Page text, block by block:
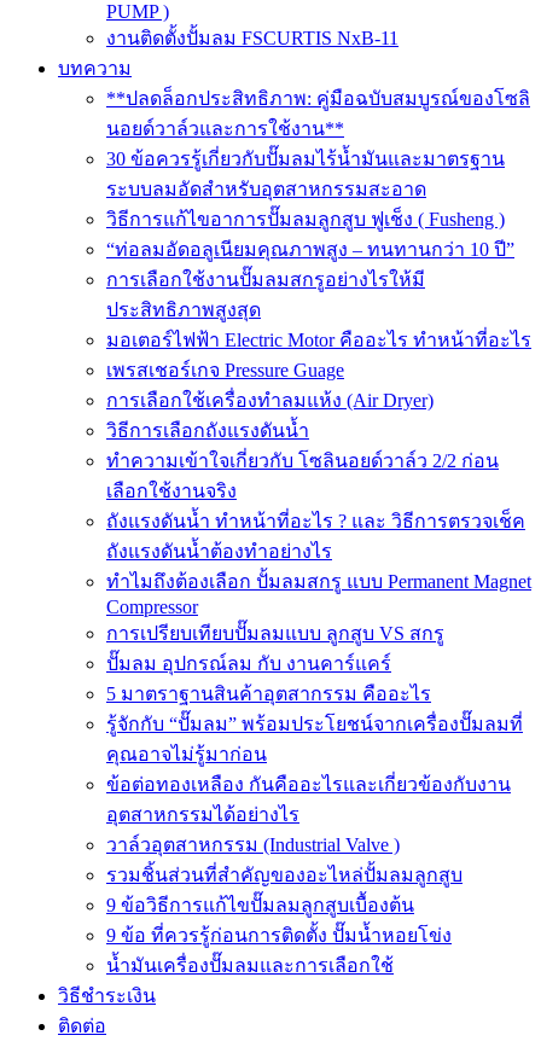
PUMP )
งานติดตั้งปั้มลม FSCURTIS NxB-11
บทความ
**ปลดล็อกประสิทธิภาพ: คู่มือฉบับสมบูรณ์ของโซลิ
นอยด์วาล์วและการใช้งาน**
30 ข้อควรรู้เกี่ยวกับปั๊มลมไร้น้ำมันและมาตรฐาน
ระบบลมอัดสำหรับอุตสาหกรรมสะอาด
วิธีการแก้ไขอาการปั๊มลมลูกสูบ ฟูเช็ง ( Fusheng )
“ท่อลมอัดอลูเนียมคุณภาพสูง – ทนทานกว่า 10 ปี”
การเลือกใช้งานปั๊มลมสกรูอย่างไรให้มี
ประสิทธิภาพสูงสุด
มอเตอร์ไฟฟ้า Electric Motor คืออะไร ทำหน้าที่อะไร
เพรสเชอร์เกจ Pressure Guage
การเลือกใช้เครื่องทำลมแห้ง (Air Dryer)
วิธีการเลือกถังแรงดันน้ำ
ทำความเข้าใจเกี่ยวกับ โซลินอยด์วาล์ว 2/2 ก่อน
เลือกใช้งานจริง
ถังแรงดันน้ำ ทำหน้าที่อะไร ? และ วิธีการตรวจเช็ค
ถังแรงดันน้ำต้องทำอย่างไร
ทำไมถึงต้องเลือก ปั้มลมสกรู แบบ Permanent Magnet
Compressor
การเปรียบเทียบปั๊มลมแบบ ลูกสูบ VS สกรู
ปั๊มลม อุปกรณ์ลม กับ งานคาร์แคร์
5 มาตราฐานสินค้าอุตสากรรม คืออะไร
รู้จักกับ “ปั๊มลม” พร้อมประโยชน์จากเครื่องปั๊มลมที่
คุณอาจไม่รู้มาก่อน
ข้อต่อทองเหลือง กันคืออะไรและเกี่ยวข้องกับงาน
อุตสาหกรรมได้อย่างไร
วาล์วอุตสาหกรรม (Industrial Valve )
รวมชิ้นส่วนที่สำคัญของอะไหล่ปั้มลมลูกสูบ
9 ข้อวิธีการแก้ไขปั๊มลมลูกสูบเบื้องต้น
9 ข้อ ที่ควรรู้ก่อนการติดตั้ง ปั๊มน้ำหอยโข่ง
น้ำมันเครื่องปั๊มลมและการเลือกใช้
วิธีชำระเงิน
ติดต่อ